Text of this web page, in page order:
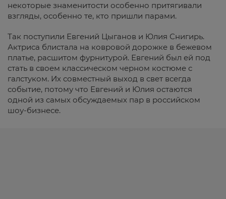
некоторые знаменитости особенно притягивали
взгляды, особенно те, кто пришли парами.
Так поступили Евгений Цыганов и Юлия Снигирь.
Актриса блистала на ковровой дорожке в бежевом
платье, расшитом фурнитурой. Евгений был ей под
стать в своем классическом черном костюме с
галстуком. Их совместный выход в свет всегда
событие, потому что Евгений и Юлия остаются
одной из самых обсуждаемых пар в российском
шоу-бизнесе.